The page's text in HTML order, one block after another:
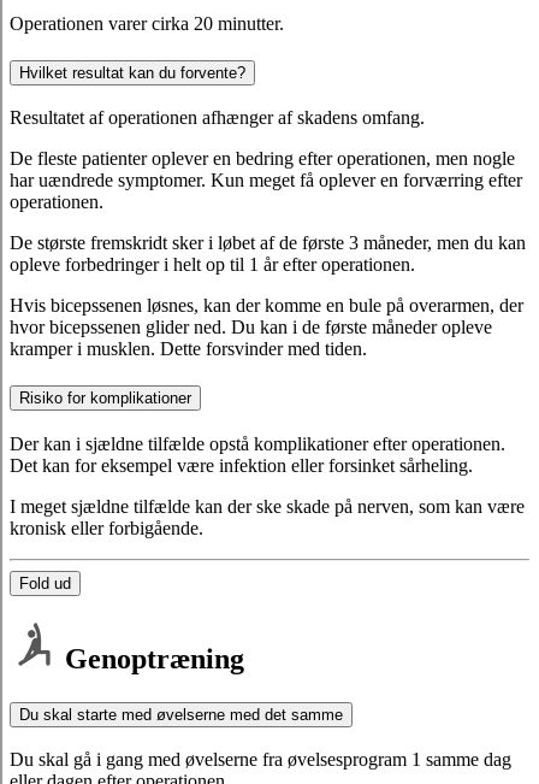
Operationen varer cirka 20 minutter.
Hvilket resultat kan du forvente?
Resultatet af operationen afhænger af skadens omfang.
De fleste patienter oplever en bedring efter operationen, men nogle
har uændrede symptomer. Kun meget få oplever en forværring efter
operationen.
De største fremskridt sker i løbet af de første 3 måneder, men du kan
opleve forbedringer i helt op til 1 år efter operationen.
Hvis bicepssenen løsnes, kan der komme en bule på overarmen, der
hvor bicepssenen glider ned. Du kan i de første måneder opleve
kramper i musklen. Dette forsvinder med tiden.
Risiko for komplikationer
Der kan i sjældne tilfælde opstå komplikationer efter operationen.
Det kan for eksempel være infektion eller forsinket sårheling.
I meget sjældne tilfælde kan der ske skade på nerven, som kan være
kronisk eller forbigående.
Fold ud
Genoptræning
Du skal starte med øvelserne med det samme
Du skal gå i gang med øvelserne fra øvelsesprogram 1 samme dag